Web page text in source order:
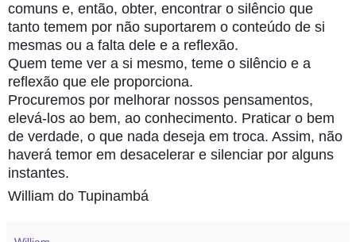
comuns e, então, obter, encontrar o silêncio que
tanto temem por não suportarem o conteúdo de si
mesmas ou a falta dele e a reflexão.
Quem teme ver a si mesmo, teme o silêncio e a
reflexão que ele proporciona.
Procuremos por melhorar nossos pensamentos,
elevá-los ao bem, ao conhecimento. Praticar o bem
de verdade, o que nada deseja em troca. Assim, não
haverá temor em desacelerar e silenciar por alguns
instantes.
William do Tupinambá